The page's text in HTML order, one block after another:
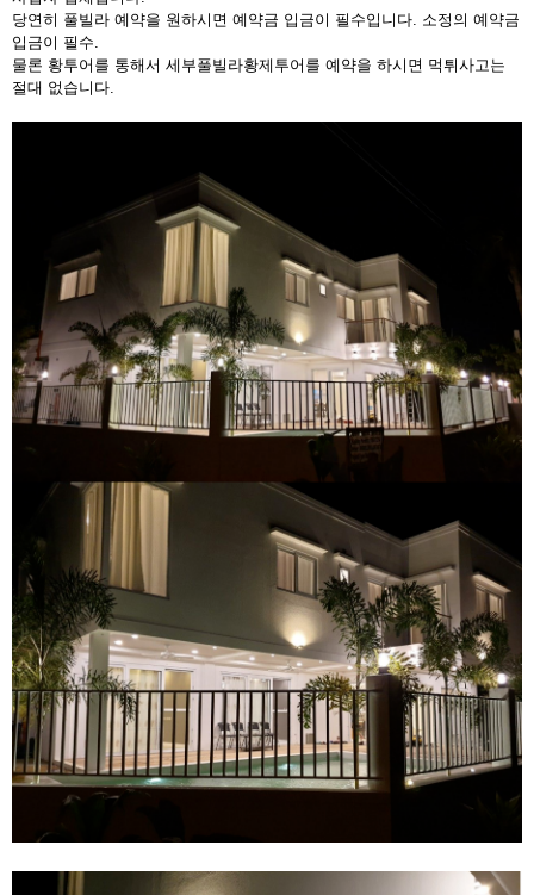
당연히 풀빌라 예약을 원하시면 예약금 입금이 필수입니다. 소정의 예약금
입금이 필수.
물론 황투어를 통해서 세부풀빌라황제투어를 예약을 하시면 먹튀사고는
절대 없습니다.